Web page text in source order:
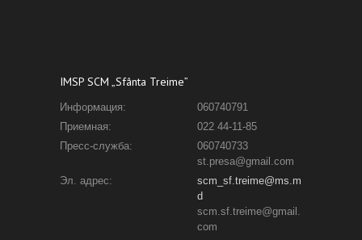
IMSP SCM „Sfânta Treime”
Информация:
060740791
Приемная:
022 44-11-85
Пресс-служба:
060740733
st.presa@gmail.com
Эл. адрес:
scm_sf.treime@ms.m
d
scm.sf.treime@gmail.
com